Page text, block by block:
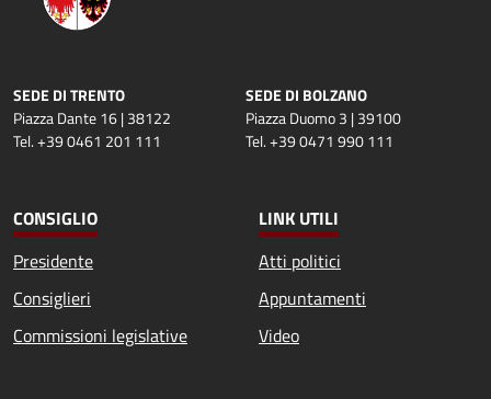
SEDE DI TRENTO
Piazza Dante 16 | 38122
Tel. +39 0461 201 111
SEDE DI BOLZANO
Piazza Duomo 3 | 39100
Tel. +39 0471 990 111
CONSIGLIO
Presidente
Consiglieri
Commissioni legislative
LINK UTILI
Atti politici
Appuntamenti
Video